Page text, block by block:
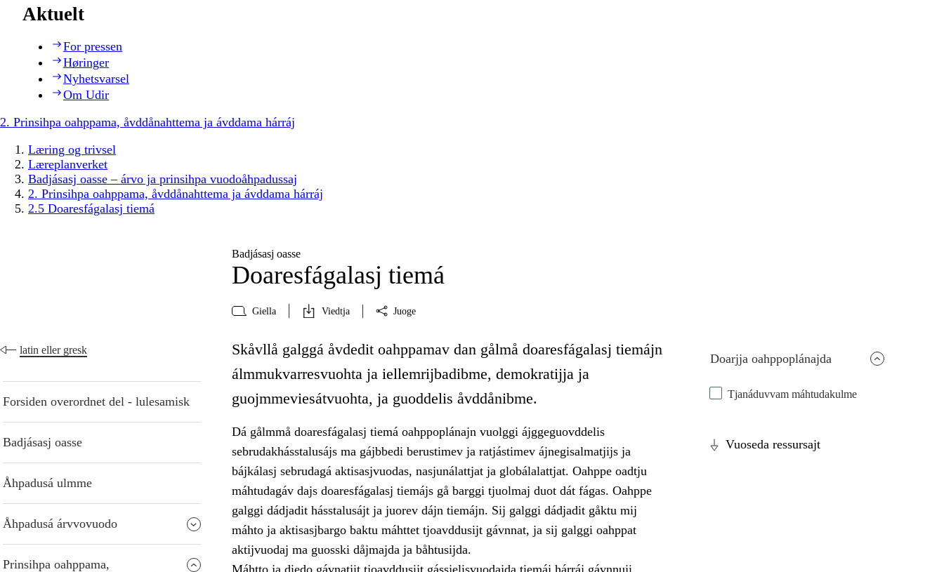
Aktuelt
For pressen
Høringer
Nyhetsvarsel
Om Udir
2. Prinsihpa oahppama, åvddånahttema ja ávddama hárráj
Læring og trivsel
Læreplanverket
Badjásasj oasse – árvo ja prinsihpa vuodoåhpadussaj
2. Prinsihpa oahppama, åvddånahttema ja ávddama hárráj
2.5 Doaresfágalasj tiemá
Badjásasj oasse
Doaresfágalasj tiemá
Giella Viedtja Juoge
latin eller gresk
Forsiden overordnet del - lulesamisk
Badjásasj oasse
Åhpadusá ulmme
Åhpadusá árvvovuodo
Prinsihpa oahppama,
Doarjja oahppoplánajda
Tjanáduvvam máhtudakulme
Vuoseda ressursajt
Skåvllå galggá åvdedit oahppamav dan gålmå doaresfágalasj tiemájn
álmmukvarresvuohta ja iellemrijbadibme, demokratijja ja
guojmmeviesátvuohta, ja guoddelis åvddånibme.
Dá gålmmå doaresfágalasj tiemá oahppoplánajn vuolggi ájggeguovddelis
sebrudakhásstalusájs ma gájbbedi berustimev ja ratjástimev ájnegisalmatjijs ja
bájkálasj sebrudagá aktisasjvuodas, nasjunálattjat ja globálalattjat. Oahppe oadtju
máhtudagáv dajs doaresfágalasj tiemájs gå barggi tjuolmaj duot dát fágas. Oahppe
galggi dádjadit hásstalusájt ja juorev dájn tiemájn. Sij galggi dádjadit gåktu mij
máhto ja aktisasjbargo baktu máhttet tjoavddusijt gávnnat, ja sij galggi oahppat
aktijvuodaj ma guosski dåjmajda ja båhtusijda.